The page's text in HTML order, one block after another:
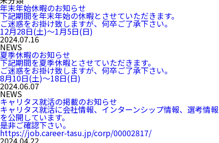
年末年始休暇のお知らせ
下記期間を年末年始の休暇とさせていただきます。
ご迷惑をお掛け致しますが、何卒ご了承下さい。
12月28日(土)～1月5日(日)
2024.07.16
NEWS
夏季休暇のお知らせ
下記期間を夏季休暇とさせていただきます。
ご迷惑をお掛け致しますが、何卒ご了承下さい。
8月10日(土)～18日(日)
2024.06.07
NEWS
キャリタス就活の掲載のお知らせ
キャリタス就活に会社情報、インターンシップ情報、選考情報
を公開しています。
是非ご確認下さい。
https://job.career-tasu.jp/corp/00002817/
2024.04.22